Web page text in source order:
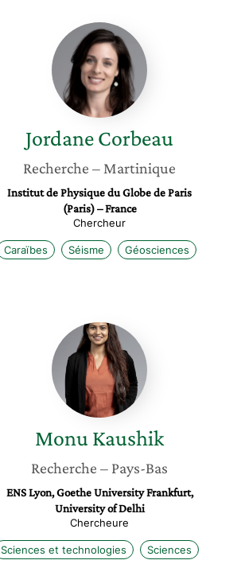
Jordane
Corbeau
JordaneCorbeau
Recherche – Martinique
Institut de Physique du Globe de Paris
(Paris) – France
Chercheur
Caraïbes Séisme Géosciences
Monu
Kaushik
Monu Kaushik
Recherche – Pays-Bas
ENS Lyon, Goethe University Frankfurt,
University of Delhi
Chercheure
Sciences et technologies Sciences